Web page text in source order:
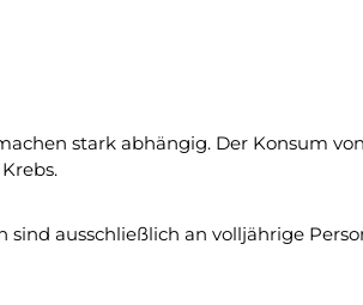
stark abhängig. Der Konsum
ausschließlich an volljährige